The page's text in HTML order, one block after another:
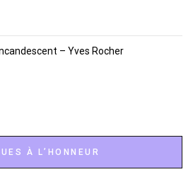
– Yves Rocher
À L’HONNEUR